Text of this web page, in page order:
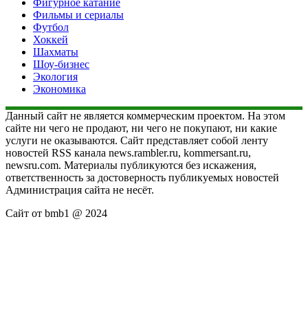
Фильмы и сериалы
Футбол
Хоккей
Шахматы
Шоу-бизнес
Экология
Экономика
Данный сайт не является коммерческим проектом. На этом
сайте ни чего не продают, ни чего не покупают, ни какие
услуги не оказываются. Сайт представляет собой ленту
новостей RSS канала news.rambler.ru, kommersant.ru,
newsru.com. Материалы публикуются без искажения,
ответственность за достоверность публикуемых новостей
Администрация сайта не несёт.
Сайт от bmb1 @ 2024